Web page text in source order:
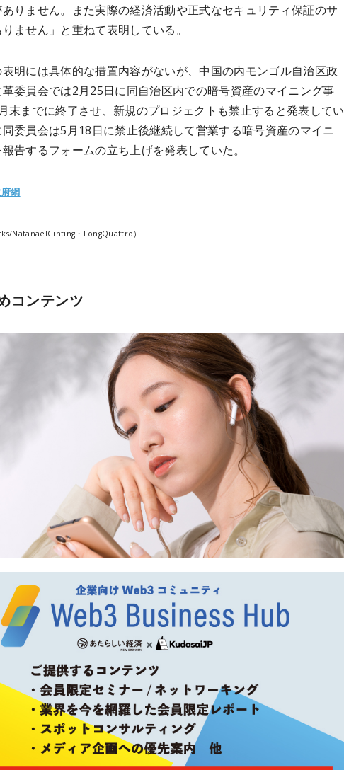
りません。また実際の経済活動や正式なセキュリティ保証のサ
ません」と重ねて表明している。
明には具体的な措置内容がないが、中国の内モンゴル自治区政
委員会では2月25日に同自治区内での暗号資産のマイニング事
末までに終了させ、新規のプロジェクトも禁止すると発表してい
委員会は5月18日に禁止後継続して営業する暗号資産のマイニ
告するフォームの立ち上げを発表していた。
網
NatanaelGinting・LongQuattro）
コンテンツ